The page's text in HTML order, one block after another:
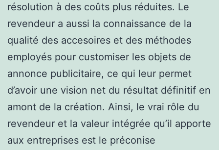
résolution à des coûts plus réduites. Le
revendeur a aussi la connaissance de la
qualité des accesoires et des méthodes
employés pour customiser les objets de
annonce publicitaire, ce qui leur permet
d’avoir une vision net du résultat définitif en
amont de la création. Ainsi, le vrai rôle du
revendeur et la valeur intégrée qu’il apporte
aux entreprises est le préconise